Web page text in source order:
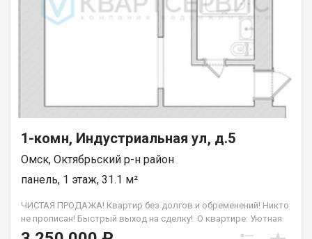
1-комн, Индустриальная ул, д.5
Омск, Октябрьский р-н район
панель, 1 этаж, 31.1 м²
ЧИСТАЯ ПРОДАЖА! Квартир без долгов и обременений! Никто
не прописан! Быстрый выход на сделку! О квартире: Уютная
компактная однокомнатная квартира в районе с развитой